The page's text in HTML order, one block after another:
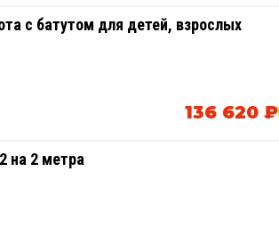
с батутом для детей, взрослых
136 620 ₽
на 2 метра